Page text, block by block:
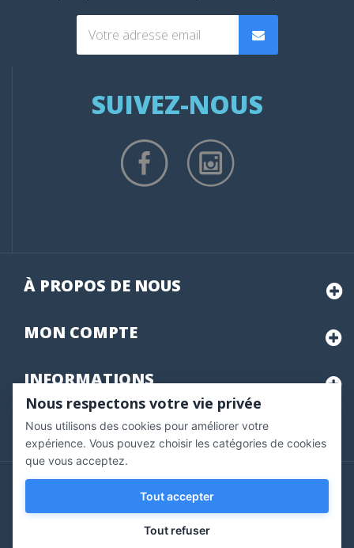
SUIVEZ-NOUS
À PROPOS DE NOUS
MON COMPTE
INFORMATIONS
Marchand approuvé par la Société des Avis Garantis,
pour vérifier .
Copyright © 2020 Vernazobres Grego - tous droits
réservés.
Nous respectons votre vie privée
Nous utilisons des cookies pour améliorer votre
expérience. Vous pouvez choisir les catégories de cookies
que vous acceptez.
Tout accepter
Tout refuser